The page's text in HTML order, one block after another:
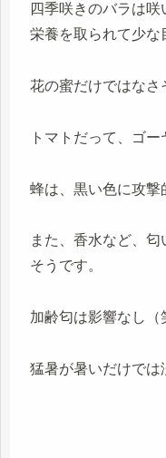
四季咲きのバラは
栄養を取られて少な
花の蜜だけではなさ
トマトだって、ゴー
蜂は、黒い色に攻撃
また、香水など、
そうです。
加齢匂は影響なし（
猛暑が暑いだけでは